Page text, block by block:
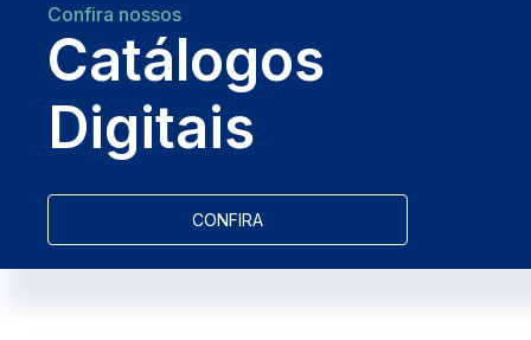
Confira nossos
Catálogos
Digitais
CONFIRA